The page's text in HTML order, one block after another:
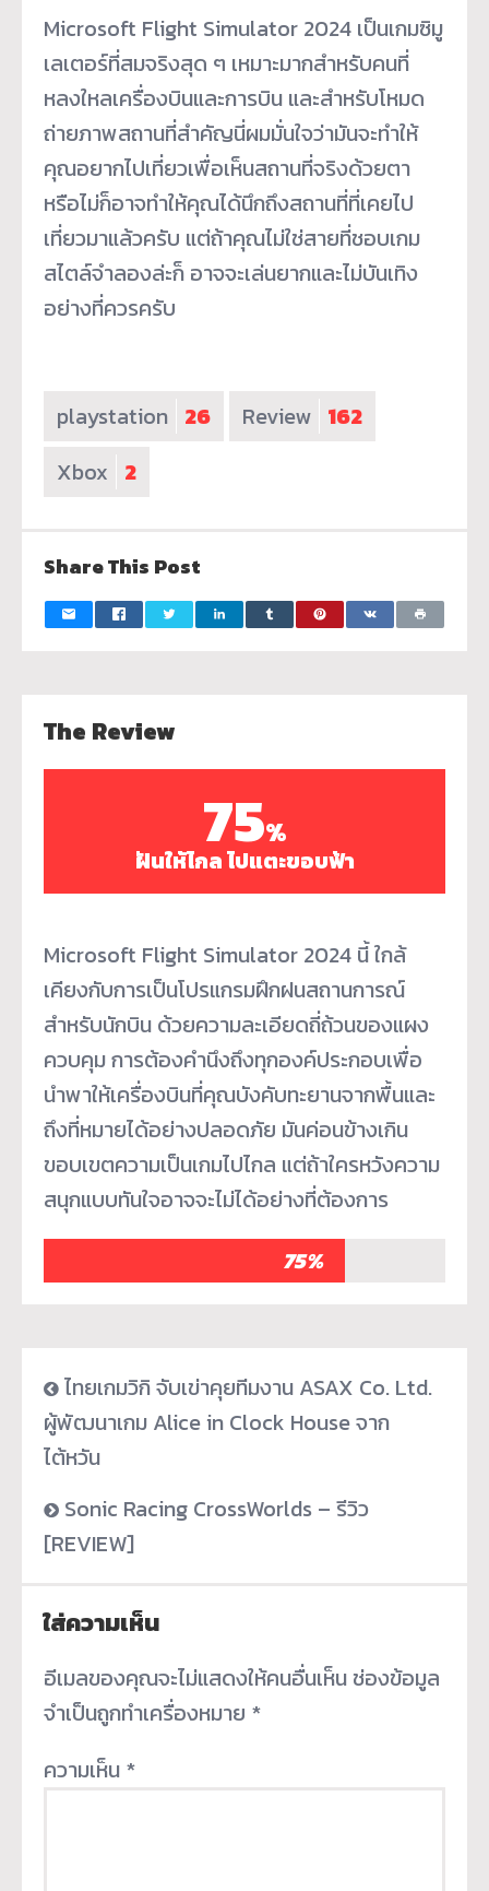
Microsoft Flight Simulator 2024 เป็นเกมซิมู
เลเตอร์ที่สมจริงสุด ๆ เหมาะมากสำหรับคนที่
หลงใหลเครื่องบินและการบิน และสำหรับโหมด
ถ่ายภาพสถานที่สำคัญนี่ผมมั่นใจว่ามันจะทำให้
คุณอยากไปเที่ยวเพื่อเห็นสถานที่จริงด้วยตา
หรือไม่ก็อาจทำให้คุณได้นึกถึงสถานที่ที่เคยไป
เที่ยวมาแล้วครับ แต่ถ้าคุณไม่ใช่สายที่ชอบเกม
สไตล์จำลองล่ะก็ อาจจะเล่นยากและไม่บันเทิง
อย่างที่ควรครับ
playstation 26 Review 162
Xbox 2
Share This Post
The Review
75%
ฝันให้ไกล ไปแตะขอบฟ้า
Microsoft Flight Simulator 2024 นี้ ใกล้
เคียงกับการเป็นโปรแกรมฝึกฝนสถานการณ์
สำหรับนักบิน ด้วยความละเอียดถี่ถ้วนของแผง
ควบคุม การต้องคำนึงถึงทุกองค์ประกอบเพื่อ
นำพาให้เครื่องบินที่คุณบังคับทะยานจากพื้นและ
ถึงที่หมายได้อย่างปลอดภัย มันค่อนข้างเกิน
ขอบเขตความเป็นเกมไปไกล แต่ถ้าใครหวังความ
สนุกแบบทันใจอาจจะไม่ได้อย่างที่ต้องการ
75%
ไทยเกมวิกิ จับเข่าคุยทีมงาน ASAX Co. Ltd.
ผู้พัฒนาเกม Alice in Clock House จาก
ไต้หวัน
Sonic Racing CrossWorlds – รีวิว
[REVIEW]
ใส่ความเห็น
อีเมลของคุณจะไม่แสดงให้คนอื่นเห็น ช่องข้อมูล
จำเป็นถูกทำเครื่องหมาย *
ความเห็น *